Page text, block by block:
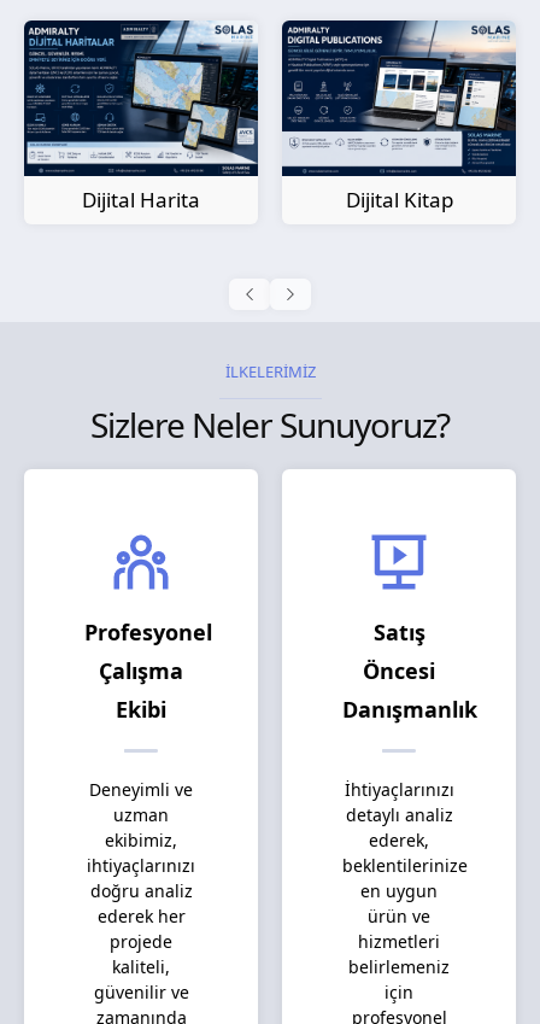
Dijital Kitap
Kağıt Harita
İLKELERİMİZ
Sizlere Neler Sunuyoruz?
Profesyonel
Çalışma
Ekibi
Deneyimli ve
uzman
ekibimiz,
ihtiyaçlarınızı
doğru analiz
ederek her
projede
kaliteli,
güvenilir ve
zamanında
Satış
Öncesi
Danışmanlık
İhtiyaçlarınızı
detaylı analiz
ederek,
beklentilerinize
en uygun
ürün ve
hizmetleri
belirlemeniz
için
profesyonel